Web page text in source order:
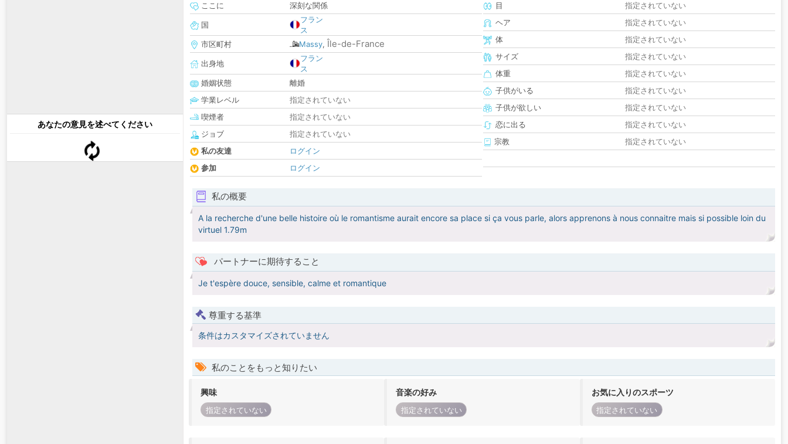
あなたの意見を述べてください
ここに
深刻な関係
国
フラン
ス
市区町村
Massy, Île-de-France
出身地
フラン
ス
婚姻状態
離婚
学業レベル
指定されていない
喫煙者
指定されていない
ジョブ
指定されていない
私の友達
ログイン
参加
ログイン
目
指定されていない
ヘア
指定されていない
体
指定されていない
サイズ
指定されていない
体重
指定されていない
子供がいる
指定されていない
子供が欲しい
指定されていない
恋に出る
指定されていない
宗教
指定されていない
私の概要
A la recherche d'une belle histoire où le romantisme aurait encore sa place si ça vous parle, alors apprenons à nous connaitre mais si possible loin du
virtuel 1.79m
パートナーに期待すること
Je t'espère douce, sensible, calme et romantique
尊重する基準
条件はカスタマイズされていません
私のことをもっと知りたい
興味
指定されていない
音楽の好み
指定されていない
お気に入りのスポーツ
指定されていない